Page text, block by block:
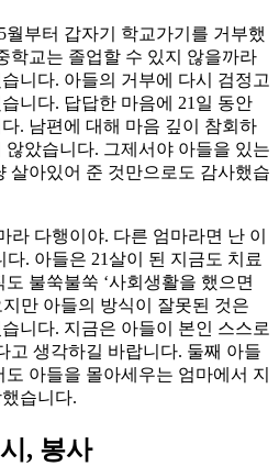
부터 갑자기 학교가기를 거부했
학교는 졸업할 수 있지 않을까라
니다. 아들의 거부에 다시 검정고
니다. 답답한 마음에 21일 동안
. 남편에 대해 마음 깊이 참회하
았습니다. 그제서야 아들을 있는
살아있어 준 것만으로도 감사했습
라 다행이야. 다른 엄마라면 난 이
다. 아들은 21살이 된 지금도 치료
불쑥불쑥 ‘사회생활을 했으면
만 아들의 방식이 잘못된 것은
니다. 지금은 아들이 본인 스스로
고 생각하길 바랍니다. 둘째 아들
아들을 몰아세우는 엄마에서 지
습니다.
, 봉사